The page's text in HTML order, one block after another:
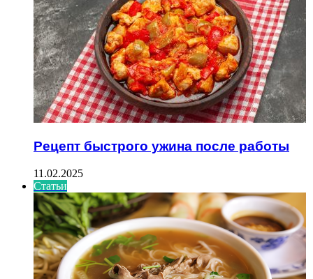
Рецепт быстрого ужина после работы
11.02.2025
Статьи